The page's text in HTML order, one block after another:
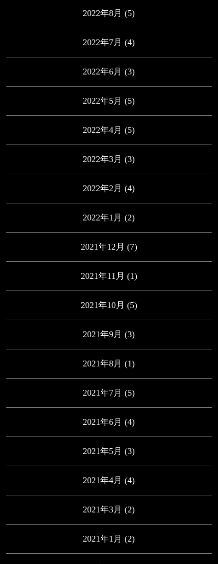
2022年8月 (5)
2022年7月 (4)
2022年6月 (3)
2022年5月 (5)
2022年4月 (5)
2022年3月 (3)
2022年2月 (4)
2022年1月 (2)
2021年12月 (7)
2021年11月 (1)
2021年10月 (5)
2021年9月 (3)
2021年8月 (1)
2021年7月 (5)
2021年6月 (4)
2021年5月 (3)
2021年4月 (4)
2021年3月 (2)
2021年1月 (2)